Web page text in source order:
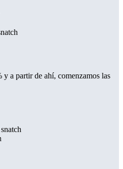
y a partir de ahí, comenzamos las